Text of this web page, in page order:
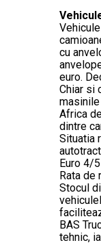
cu
euro.
Chiar si
Africa
dintre
Situatia
Euro 4/
Rata de
Stocul
BAS
tehnic,